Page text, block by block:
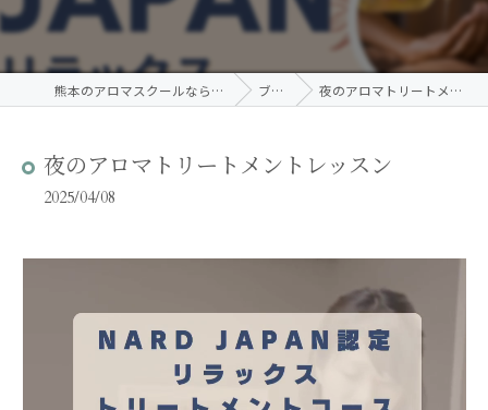
熊本のアロマスクールならAroma Terrace ブログ 夜のアロマトリートメントレッスン
夜のアロマトリートメントレッスン
2025/04/08